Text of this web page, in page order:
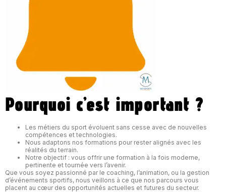
Pourquoi c’est important ?
Les métiers du sport évoluent sans cesse avec de nouvelles
compétences et technologies.
Nous adaptons nos formations pour rester alignés avec les
réalités du terrain.
Notre objectif : vous offrir une formation à la fois moderne,
pertinente et tournée vers l’avenir.
Que vous soyez passionné par le coaching, l’animation, ou la gestion
d’événements sportifs, nous veillons à ce que nos parcours vous
placent au cœur des opportunités actuelles et futures du secteur.